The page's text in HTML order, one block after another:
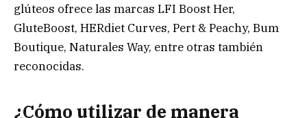
glúteos ofrece las marcas LFI Boost Her,
GluteBoost, HERdiet Curves, Pert & Peachy, Bum
Boutique, Naturales Way, entre otras también
reconocidas.
¿Cómo utilizar de manera